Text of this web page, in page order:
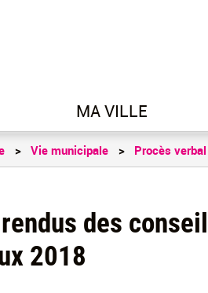
MA VILLE
Vie municipale Procès
des
2018